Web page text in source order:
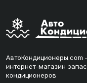
АвтоКондиционеры.com
интернет-магазин
кондиционеров